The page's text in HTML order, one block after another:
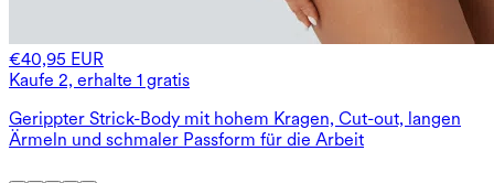
€40,95 EUR
Kaufe 2, erhalte 1 gratis
Gerippter Strick-Body mit hohem Kragen, Cut-out, langen
Ärmeln und schmaler Passform für die Arbeit